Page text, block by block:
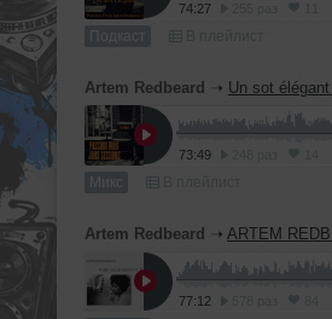
74:27
Подкаст
Artem Redbeard ➝ Un sot
73:49
Микс
Artem Redbeard ➝ ARTEM
77:12